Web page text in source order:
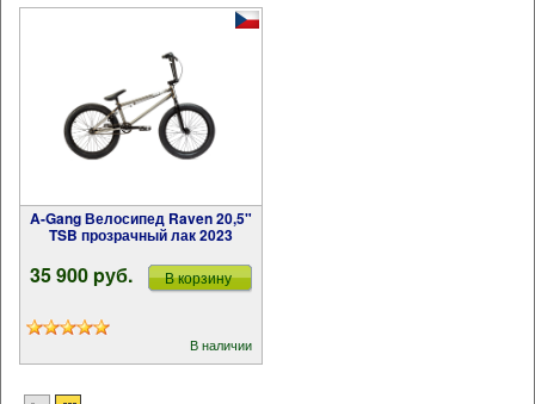
A-Gang Велосипед Raven 20,5"
TSB прозрачный лак 2023
35 900 pуб. В корзину
В наличии